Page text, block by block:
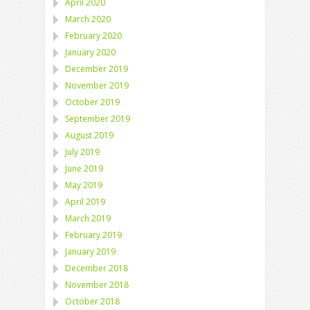
April 2020
March 2020
February 2020
January 2020
December 2019
November 2019
October 2019
September 2019
August 2019
July 2019
June 2019
May 2019
April 2019
March 2019
February 2019
January 2019
December 2018
November 2018
October 2018